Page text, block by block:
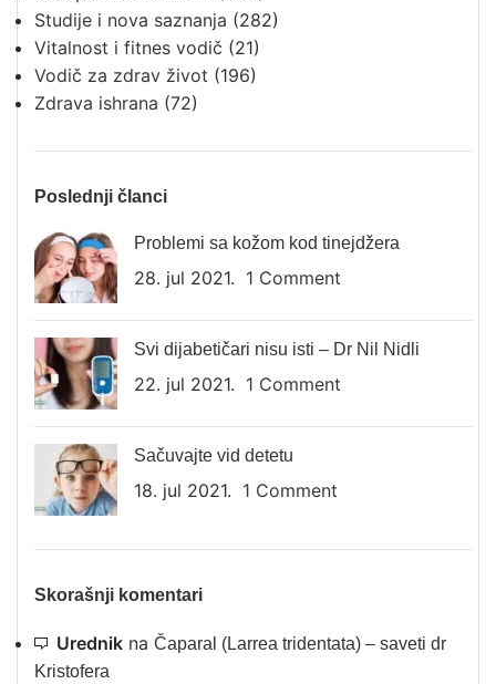
Studije i nova saznanja (282)
Vitalnost i fitnes vodič (21)
Vodič za zdrav život (196)
Zdrava ishrana (72)
Poslednji članci
Problemi sa kožom kod tinejdžera
28. jul 2021. 1 Comment
Svi dijabetičari nisu isti – Dr Nil Nidli
22. jul 2021. 1 Comment
Sačuvajte vid detetu
18. jul 2021. 1 Comment
Skorašnji komentari
Urednik na Čaparal (Larrea tridentata) – saveti dr
Kristofera